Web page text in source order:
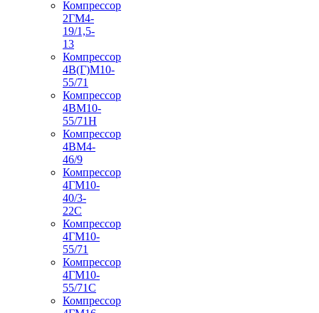
Компрессор
2ГМ4-
19/1,5-
13
Компрессор
4В(Г)М10-
55/71
Компрессор
4ВМ10-
55/71Н
Компрессор
4ВМ4-
46/9
Компрессор
4ГМ10-
40/3-
22С
Компрессор
4ГМ10-
55/71
Компрессор
4ГМ10-
55/71С
Компрессор